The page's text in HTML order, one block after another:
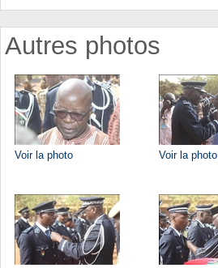
Autres photos
Voir la photo Voir la photo